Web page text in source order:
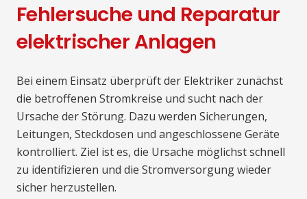
Fehlersuche und Reparatur
elektrischer Anlagen
Bei einem Einsatz überprüft der Elektriker zunächst
die betroffenen Stromkreise und sucht nach der
Ursache der Störung. Dazu werden Sicherungen,
Leitungen, Steckdosen und angeschlossene Geräte
kontrolliert. Ziel ist es, die Ursache möglichst schnell
zu identifizieren und die Stromversorgung wieder
sicher herzustellen.